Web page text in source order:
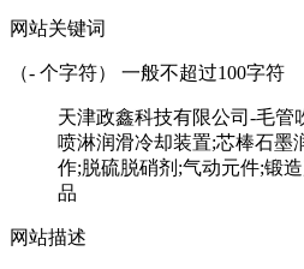
网站关键词
（- 个字符） 一般不超过100字符
天津政鑫科技有限公司-毛管
喷淋润滑冷却装置;芯棒石墨
作;脱硫脱硝剂;气动元件;锻
品
网站描述